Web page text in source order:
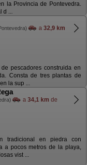
la Provincia de Pontevedra.
d ...
a 32,9 km
pescadores construida en
Consta de tres plantas de
la sup ...
a 34,1 km de
tradicional en piedra con
a pocos metros de la playa,
vist ...